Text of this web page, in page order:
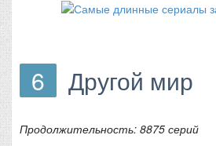
6 Другой мир
Продолжительность: 8875 серий